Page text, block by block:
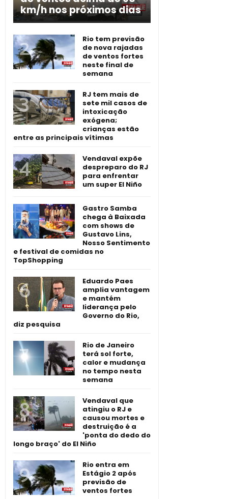
km/h nos próximos dias
Rio tem previsão
de nova rajadas
de ventos fortes
neste final de
semana
RJ tem mais de
sete mil casos de
intoxicação
exógena;
crianças estão
entre as principais vítimas
Vendaval expõe
despreparo do RJ
para enfrentar
um super El Niño
Gastro Samba
chega à Baixada
com shows de
Gustavo Lins,
Nosso Sentimento
e festival de comidas no
TopShopping
Eduardo Paes
amplia vantagem
e mantém
liderança pelo
Governo do Rio,
diz pesquisa
Rio de Janeiro
terá sol forte,
calor e mudança
no tempo nesta
semana
Vendaval que
atingiu o RJ e
causou mortes e
destruição é a
'ponta do dedo do
longo braço' do El Niño
Rio entra em
Estágio 2 após
previsão de
ventos fortes